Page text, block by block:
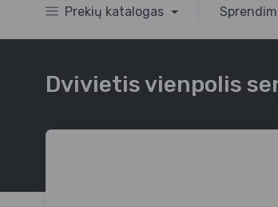
Prekių katalogas
Dvivietis vienpolis